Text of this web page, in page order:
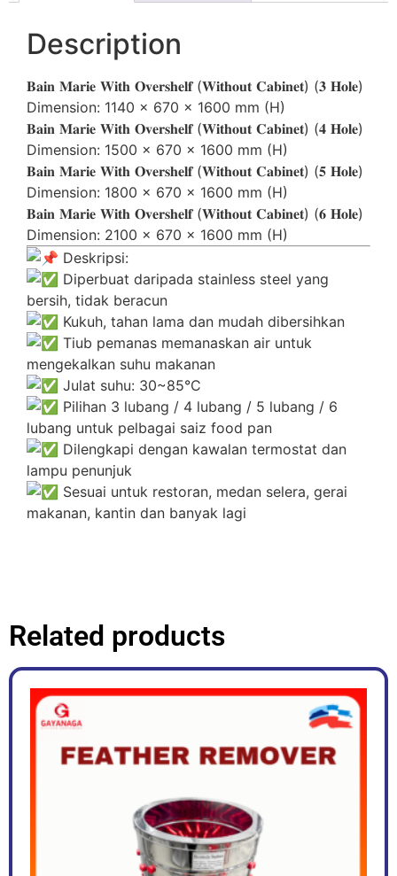
Description
𝐁𝐚𝐢𝐧 𝐌𝐚𝐫𝐢𝐞 𝐖𝐢𝐭𝐡 𝐎𝐯𝐞𝐫𝐬𝐡𝐞𝐥𝐟 (𝐖𝐢𝐭𝐡𝐨𝐮𝐭 𝐂𝐚𝐛𝐢𝐧𝐞𝐭) (𝟑 𝐇𝐨𝐥𝐞)
Dimension: 1140 x 670 x 1600 mm (H)
𝐁𝐚𝐢𝐧 𝐌𝐚𝐫𝐢𝐞 𝐖𝐢𝐭𝐡 𝐎𝐯𝐞𝐫𝐬𝐡𝐞𝐥𝐟 (𝐖𝐢𝐭𝐡𝐨𝐮𝐭 𝐂𝐚𝐛𝐢𝐧𝐞𝐭) (𝟒 𝐇𝐨𝐥𝐞)
Dimension: 1500 x 670 x 1600 mm (H)
𝐁𝐚𝐢𝐧 𝐌𝐚𝐫𝐢𝐞 𝐖𝐢𝐭𝐡 𝐎𝐯𝐞𝐫𝐬𝐡𝐞𝐥𝐟 (𝐖𝐢𝐭𝐡𝐨𝐮𝐭 𝐂𝐚𝐛𝐢𝐧𝐞𝐭) (𝟓 𝐇𝐨𝐥𝐞)
Dimension: 1800 x 670 x 1600 mm (H)
𝐁𝐚𝐢𝐧 𝐌𝐚𝐫𝐢𝐞 𝐖𝐢𝐭𝐡 𝐎𝐯𝐞𝐫𝐬𝐡𝐞𝐥𝐟 (𝐖𝐢𝐭𝐡𝐨𝐮𝐭 𝐂𝐚𝐛𝐢𝐧𝐞𝐭) (𝟔 𝐇𝐨𝐥𝐞)
Dimension: 2100 x 670 x 1600 mm (H)
Deskripsi:
Diperbuat daripada stainless steel yang
bersih, tidak beracun
Kukuh, tahan lama dan mudah dibersihkan
Tiub pemanas memanaskan air untuk
mengekalkan suhu makanan
Julat suhu: 30~85°C
Pilihan 3 lubang / 4 lubang / 5 lubang / 6
lubang untuk pelbagai saiz food pan
Dilengkapi dengan kawalan termostat dan
lampu penunjuk
Sesuai untuk restoran, medan selera, gerai
makanan, kantin dan banyak lagi
Related products